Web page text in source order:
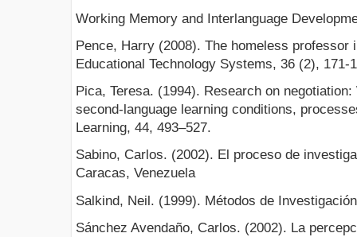
Working Memory and Interlanguage
Pence, Harry (2008). The homeless professor
Educational Technology Systems, 36 (2), 171-
Pica, Teresa. (1994). Research on
second-language learning conditions,
Learning, 44, 493–527.
Sabino, Carlos. (2002). El proceso de
Caracas, Venezuela
Salkind, Neil. (1999). Métodos de
Sánchez Avendaño, Carlos. (2002). La